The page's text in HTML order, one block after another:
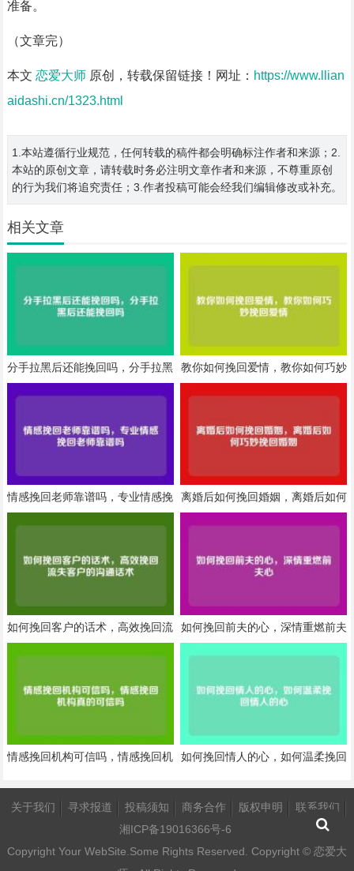
准备。
（文章完）
本文 恋爱大师原创，转载保留链接！网址： https://www.llian
aidashi.cn/1323.html
1.本站遵循行业规范，任何转载的稿件都会明确标注作者和来源；2.
本站的原创文章，请转载时务必注明文章作者和来源，不尊重原创
的行为我们将追究责任；3.作者投稿可能会经我们编辑修改或补充。
相关文章
分手拉黑后还能挽回吗，分手拉黑
后还能挽回吗
教你如何挽回爱情，教你如何巧妙
挽回爱情
情感挽回老师靠谱吗，专业情感挽
回老师靠谱吗
离婚后如何挽回婚姻，离婚后如何
巧妙挽回婚姻
如何挽回客户的话术，高效挽回流
失客户的沟通话术
如何挽回前夫的心，深情重燃前夫
心
情感挽回机构可信吗，情感挽回机
如何挽回情人的心，如何温柔挽回
关于我们 寻求报道 投稿须知 商务合作 版权申明
联系我们
湘ICP备19016366号-6
Copyright Your WebSite.Some Rights Reserved. Copyright © 恋爱大